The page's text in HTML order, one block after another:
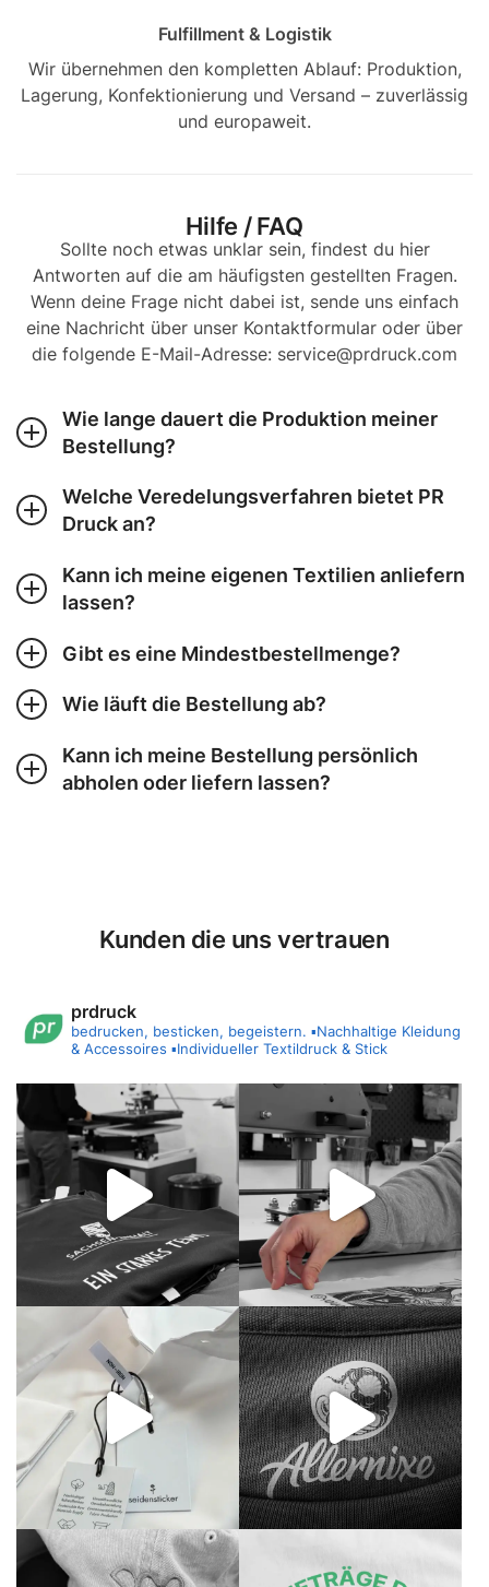
Fulfillment & Logistik
Wir übernehmen den kompletten Ablauf: Produktion,
Lagerung, Konfektionierung und Versand – zuverlässig
und europaweit.
Hilfe / FAQ
Sollte noch etwas unklar sein, findest du hier
Antworten auf die am häufigsten gestellten Fragen.
Wenn deine Frage nicht dabei ist, sende uns einfach
eine Nachricht über unser Kontaktformular oder über
die folgende E-Mail-Adresse: service@prdruck.com
Wie lange dauert die Produktion meiner
Bestellung?
Welche Veredelungsverfahren bietet PR
Druck an?
Kann ich meine eigenen Textilien anliefern
lassen?
Gibt es eine Mindestbestellmenge?
Wie läuft die Bestellung ab?
Kann ich meine Bestellung persönlich
abholen oder liefern lassen?
Kunden die uns vertrauen
prdruck
bedrucken, besticken, begeistern. ▪️Nachhaltige Kleidung
& Accessoires ▪️Individueller Textildruck & Stick